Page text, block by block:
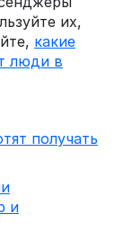
их,
какие
люди в
получать
и